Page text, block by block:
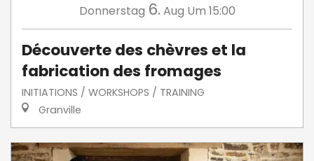
Donnerstag 6. Aug Um 15:00
Découverte des chèvres et la
fabrication des fromages
INITIATIONS / WORKSHOPS / TRAINING
Granville